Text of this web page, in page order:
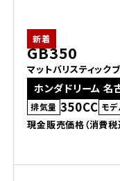
新着
GB350
マットバリスティック
ホンダドリーム 名
排気量 350CC モデ
現金販売価格（消費税
埼玉県
ホンダドリ
ホンダドリ